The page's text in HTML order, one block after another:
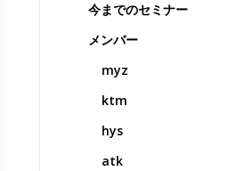
今までのセミナー
メンバー
myz
ktm
hys
atk